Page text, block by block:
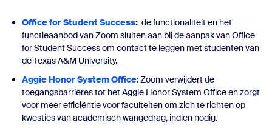
Office for Student Success: de functionaliteit en het
functieaanbod van Zoom sluiten aan bij de aanpak van Office
for Student Success om contact te leggen met studenten van
de Texas A&M University.
Aggie Honor System Office: Zoom verwijdert de
toegangsbarrières tot het Aggie Honor System Office en zorgt
voor meer efficiëntie voor faculteiten om zich te richten op
kwesties van academisch wangedrag, indien nodig.